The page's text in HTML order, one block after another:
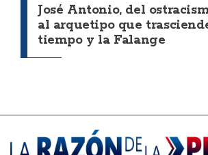
José Antonio, del
al arquetipo que
tiempo y la Falange